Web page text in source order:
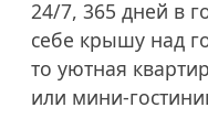
24/7, 365 дней в
себе крышу над
то уютная
или мини-